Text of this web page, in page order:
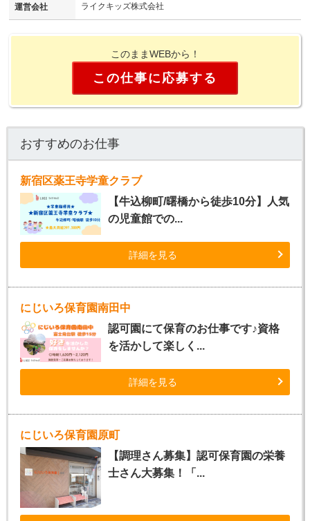
運営会社 ライクキッズ株式会社
このままWEBから！
この仕事に応募する
おすすめのお仕事
新宿区薬王寺学童クラブ
【牛込柳町/曙橋から徒歩10分】人気
の児童館での...
詳細を見る
にじいろ保育園南田中
認可園にて保育のお仕事です♪資格
を活かして楽しく...
詳細を見る
にじいろ保育園原町
【調理さん募集】認可保育園の栄養
士さん大募集！「...